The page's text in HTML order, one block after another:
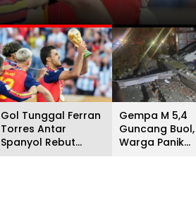
Gol Tunggal Ferran
Torres Antar
Spanyol Rebut
Gelar Juara Dunia
Gempa M 5,4
Guncang Buol,
Warga Panik